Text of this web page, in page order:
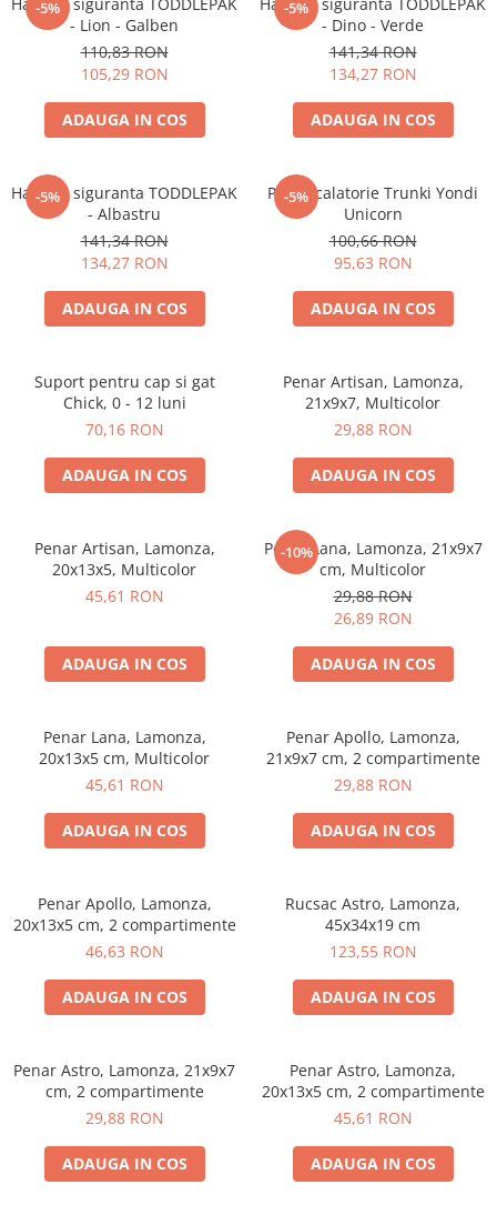
Huse troler
Business Travel
Borsete
Resigilate
Reduceri bagaje
-5%
- Lion - Galben
110,83 RON
105,29 RON
ADAUGA IN COS
-5%
- Dino - Verde
141,34 RON
134,27 RON
ADAUGA IN COS
-5%
Ham de siguranta TODDLEPAK
- Albastru
141,34 RON
134,27 RON
ADAUGA IN COS
-5%
Perna calatorie Trunki Yondi
Unicorn
100,66 RON
95,63 RON
ADAUGA IN COS
Suport pentru cap si gat
Chick, 0 - 12 luni
70,16 RON
ADAUGA IN COS
Penar Artisan, Lamonza,
21x9x7, Multicolor
29,88 RON
ADAUGA IN COS
Penar Artisan, Lamonza,
20x13x5, Multicolor
45,61 RON
ADAUGA IN COS
-10%
Penar Lana, Lamonza, 21x9x7
cm, Multicolor
29,88 RON
26,89 RON
ADAUGA IN COS
Penar Lana, Lamonza,
20x13x5 cm, Multicolor
45,61 RON
ADAUGA IN COS
Penar Apollo, Lamonza,
21x9x7 cm, 2 compartimente
29,88 RON
ADAUGA IN COS
Penar Apollo, Lamonza,
20x13x5 cm, 2 compartimente
46,63 RON
ADAUGA IN COS
Rucsac Astro, Lamonza,
45x34x19 cm
123,55 RON
ADAUGA IN COS
Penar Astro, Lamonza, 21x9x7
cm, 2 compartimente
29,88 RON
ADAUGA IN COS
Penar Astro, Lamonza,
20x13x5 cm, 2 compartimente
45,61 RON
ADAUGA IN COS